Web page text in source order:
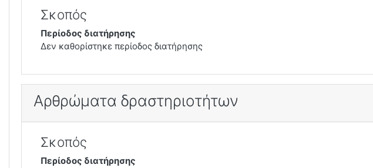
Σκοπός
Περίοδος διατήρησης
Δεν καθορίστηκε περίοδος διατήρησης
Αρθρώματα δραστηριοτήτων
Σκοπός
Περίοδος διατήρησης